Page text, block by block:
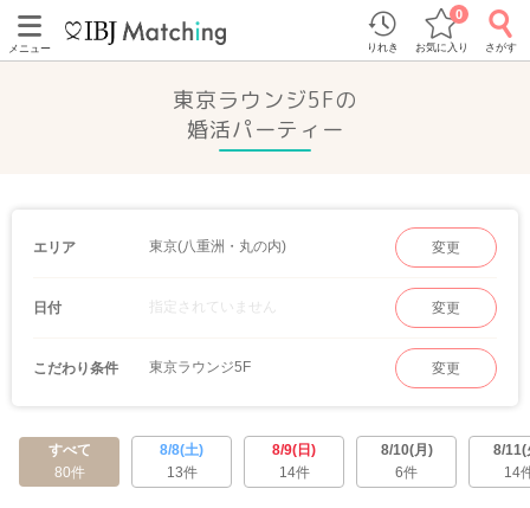
メニュー りれき お気に入り
0
さがす
東京ラウンジ5Fの
婚活パーティー
エリア 東京(八重洲・丸の内) 変更
日付 指定されていません 変更
こだわり条件 東京ラウンジ5F 変更
すべて
80件
8/8(土)
13件
8/9(日)
14件
8/10(月)
6件
8/11(
14